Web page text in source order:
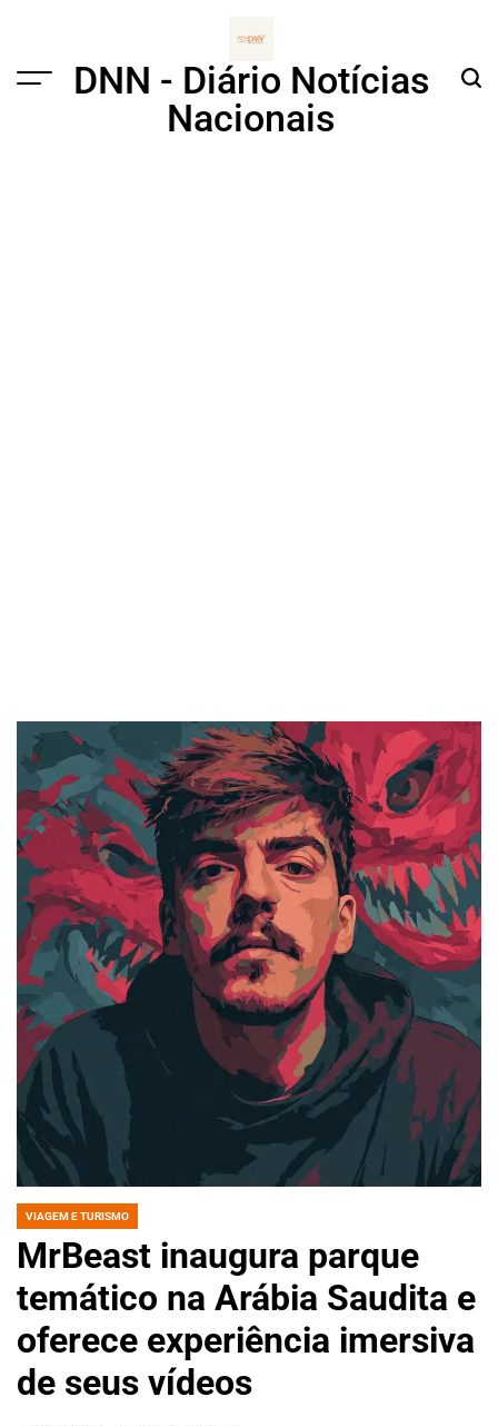
Menu
DNN - Diário Notícias
Nacionais
POSTED
VIAGEM E TURISMO
MrBeast inaugura parque
temático na Arábia Saudita e
oferece experiência imersiva
de seus vídeos